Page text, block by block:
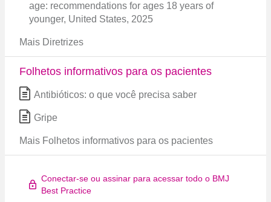
age: recommendations for ages 18 years of
younger, United States, 2025
Mais Diretrizes
Folhetos informativos para os pacientes
Antibióticos: o que você precisa saber
Gripe
Mais Folhetos informativos para os pacientes
Conectar-se ou assinar para acessar todo o BMJ
Best Practice